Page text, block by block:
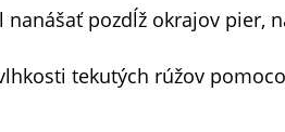
nanášať pozdĺž okrajov pier,
tekutých rúžov